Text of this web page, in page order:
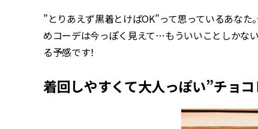
”とりあえず黒着とけばOK”って思っているあなた
めコーデは今っぽく見えて…もういいことしかな
る予感です！
着回しやすくて大人っぽい”チョコ